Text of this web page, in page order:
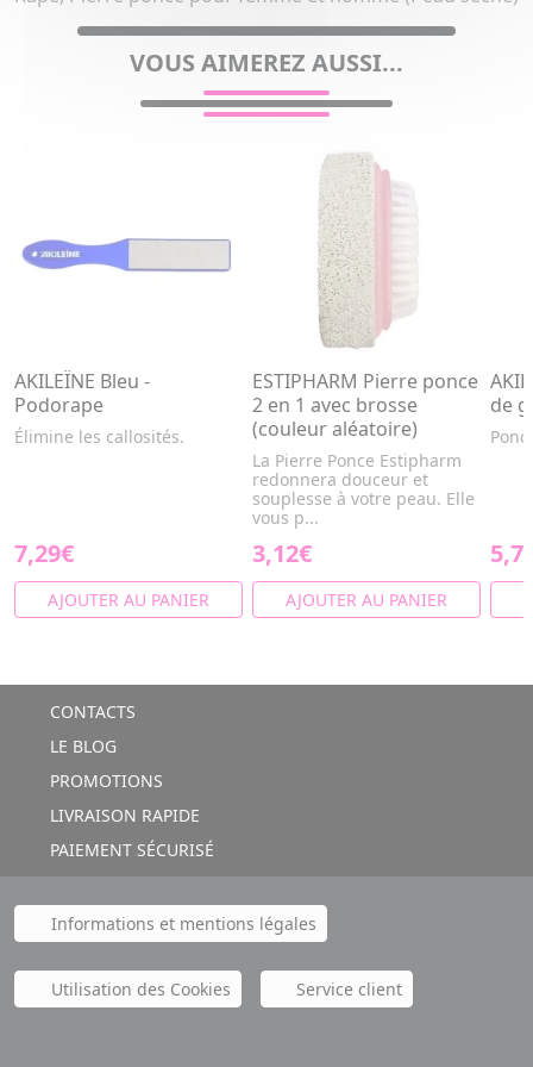
VOUS AIMEREZ AUSSI...
AKILEÏNE Bleu -
Podorape
Élimine les callosités.
7,29€
AJOUTER AU PANIER
ESTIPHARM Pierre ponce
2 en 1 avec brosse
(couleur aléatoire)
La Pierre Ponce Estipharm
redonnera douceur et
souplesse à votre peau. Elle
vous p...
3,12€
AJOUTER AU PANIER
de
CONTACTS
LE BLOG
PROMOTIONS
LIVRAISON RAPIDE
PAIEMENT SÉCURISÉ
Informations et mentions légales
Utilisation des Cookies Service client